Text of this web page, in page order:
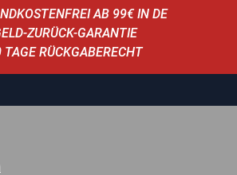
AB 99€ IN DE
ZURÜCK-GARANTIE
TAGE RÜCKGABERECHT